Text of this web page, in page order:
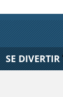
SE DIVERTIR